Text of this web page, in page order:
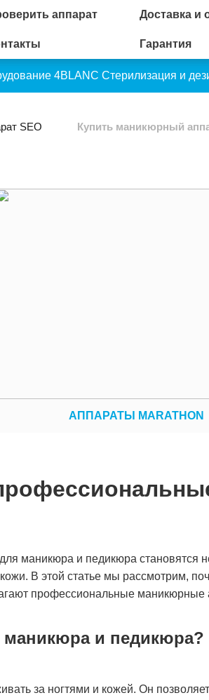
аппарат Доставка и
Гарантия
4BLANC Стерилизация и
SEO Купить маникюрный
АППАРАТЫ MARATHON
маникюра и педикюра
В этой статье мы рассмотрим,
профессиональные маникюрные
маникюра и педикюра?
за ногтями и кожей. Он